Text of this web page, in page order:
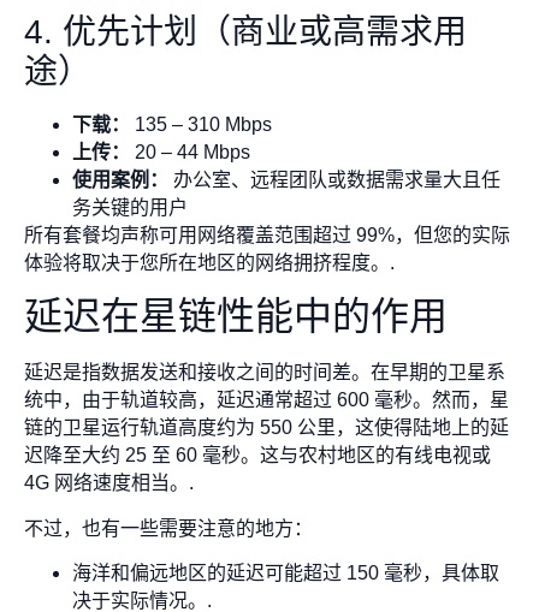
4. 优先计划（商业或高需求用
途）
下载：
135 – 310 Mbps
上传：
20 – 44 Mbps
使用案例：
办公室、远程团队或数据需求量大且任
务关键的用户
所有套餐均声称可用网络覆盖范围超过 99%，但您的实际
体验将取决于您所在地区的网络拥挤程度。.
延迟在星链性能中的作用
延迟是指数据发送和接收之间的时间差。在早期的卫星系
统中，由于轨道较高，延迟通常超过 600 毫秒。然而，星
链的卫星运行轨道高度约为 550 公里，这使得陆地上的延
迟降至大约 25 至 60 毫秒。这与农村地区的有线电视或
4G 网络速度相当。.
不过，也有一些需要注意的地方：
海洋和偏远地区的延迟可能超过 150 毫秒，具体取
决于实际情况。.